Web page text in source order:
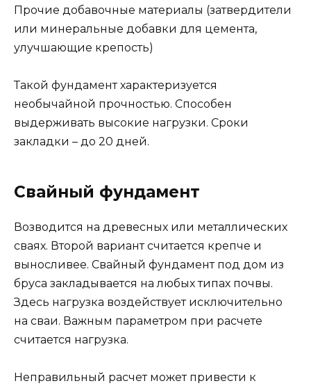
Прочие добавочные материалы (затвердители
или минеральные добавки для цемента,
улучшающие крепость)
Такой фундамент характеризуется
необычайной прочностью. Способен
выдерживать высокие нагрузки. Сроки
закладки – до 20 дней.
Свайный фундамент
Возводится на древесных или металлических
сваях. Второй вариант считается крепче и
выносливее. Свайный фундамент под дом из
бруса закладывается на любых типах почвы.
Здесь нагрузка воздействует исключительно
на сваи. Важным параметром при расчете
считается нагрузка.
Неправильный расчет может привести к